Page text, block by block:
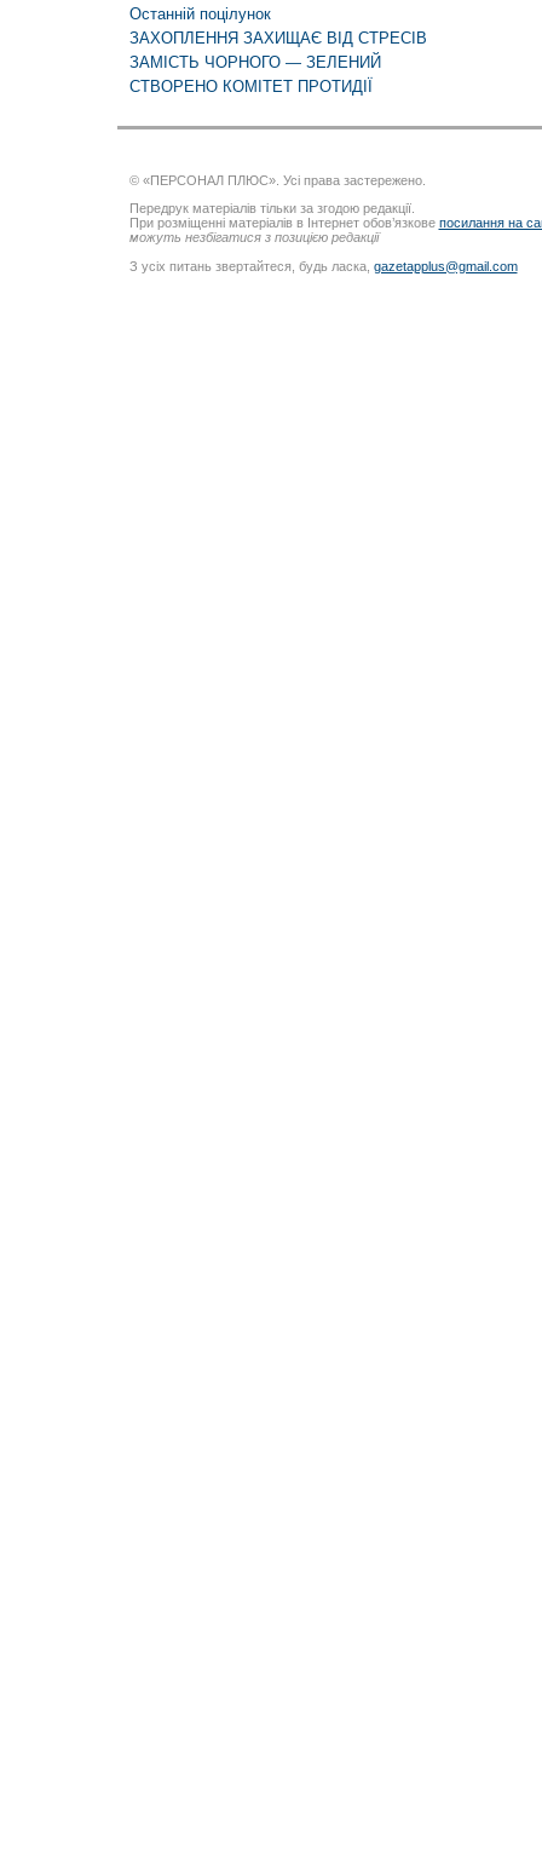
Останній поцілунок
ЗАХОПЛЕННЯ ЗАХИЩАЄ ВІД СТРЕСІВ
ЗАМІСТЬ ЧОРНОГО — ЗЕЛЕНИЙ
СТВОРЕНО КОМІТЕТ ПРОТИДІЇ
© «ПЕРСОНАЛ ПЛЮС». Усі права застережено.
Передрук матеріалів тільки за згодою редакції.
При розміщенні матеріалів в Інтернет обов’язкове посилання на
можуть незбігатися з позицією редакції
З усіх питань звертайтеся, будь ласка, gazetapplus@gmail.com